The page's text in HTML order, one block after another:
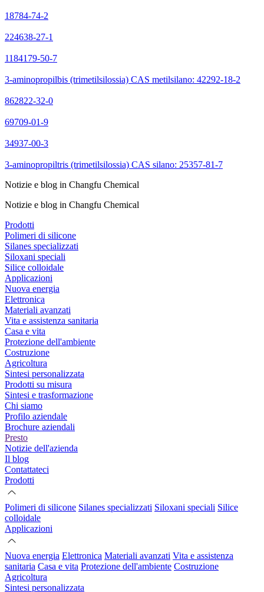
18784-74-2
224638-27-1
1184179-50-7
3-aminopropilbis (trimetilsilossia) CAS metilsilano: 42292-18-2
862822-32-0
69709-01-9
34937-00-3
3-aminopropiltris (trimetilsilossia) CAS silano: 25357-81-7
Notizie e blog in Changfu Chemical
Notizie e blog in Changfu Chemical
Prodotti
Polimeri di silicone
Silanes specializzati
Siloxani speciali
Silice colloidale
Applicazioni
Nuova energia
Elettronica
Materiali avanzati
Vita e assistenza sanitaria
Casa e vita
Protezione dell'ambiente
Costruzione
Agricoltura
Sintesi personalizzata
Prodotti su misura
Sintesi e trasformazione
Chi siamo
Profilo aziendale
Brochure aziendali
Presto
Notizie dell'azienda
Il blog
Contattateci
Prodotti
Polimeri di silicone Silanes specializzati Siloxani speciali Silice
colloidale
Applicazioni
Nuova energia Elettronica Materiali avanzati Vita e assistenza
sanitaria Casa e vita Protezione dell'ambiente Costruzione
Agricoltura
Sintesi personalizzata